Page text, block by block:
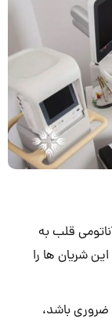
قلب به
شریان ها را
ضروری باشد،